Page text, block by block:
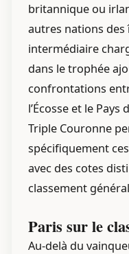
britannique ou
autres nations
intermédiaire
dans le trophée
confrontations
l’Écosse et le Pays
Triple Couronne
spécifiquement
avec des cotes
classement
Paris sur le
Au-delà du